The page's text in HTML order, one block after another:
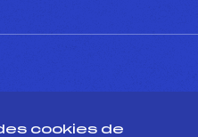
cookies de